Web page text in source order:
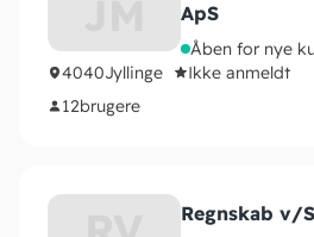
ApS
Åben for nye
4040Jyllinge
Ikke anmeldt
12brugere
Regnskab v/